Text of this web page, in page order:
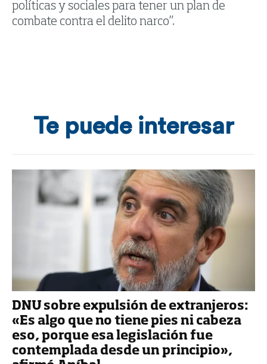
políticas y sociales para tener un plan de
combate contra el delito narco”.
Te puede interesar
DNU sobre expulsión de extranjeros:
«Es algo que no tiene pies ni cabeza
eso, porque esa legislación fue
contemplada desde un principio»,